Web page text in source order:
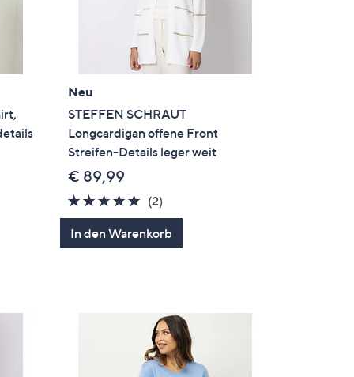
Neu
STEFFEN SCHRAUT
Longcardigan offene Front
Streifen-Details leger weit
€ 89,99
5.0
von
5
(2)
Bewertungen
In den Warenkorb